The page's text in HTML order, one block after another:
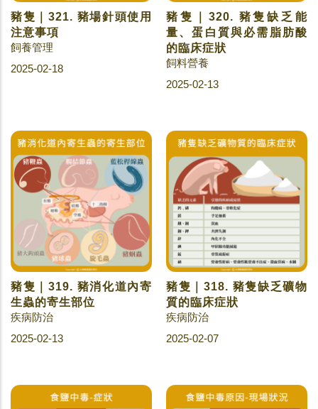
豬隻｜321. 豬場針頭使用
注意事項
飼養管理
2025-02-18
豬隻｜320. 豬隻缺乏能
量、蛋白質與必需脂肪酸
的臨床症狀
飼料營養
2025-02-13
豬隻｜319. 豬消化道內寄
生蟲的寄生部位
疾病防治
2025-02-13
豬隻｜318. 豬隻缺乏礦物
質的臨床症狀
疾病防治
2025-02-07